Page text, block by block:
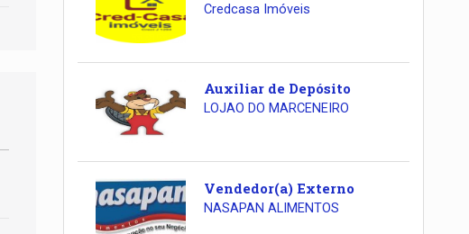
Credcasa Imóveis
Auxiliar de Depósito
LOJAO DO MARCENEIRO
Vendedor(a) Externo
NASAPAN ALIMENTOS